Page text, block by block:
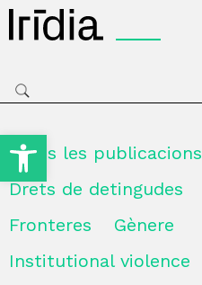
Obre la barra d'eines
Totes les publicacions
Drets de detingudes
Fronteres
Gènere
Institutional violence